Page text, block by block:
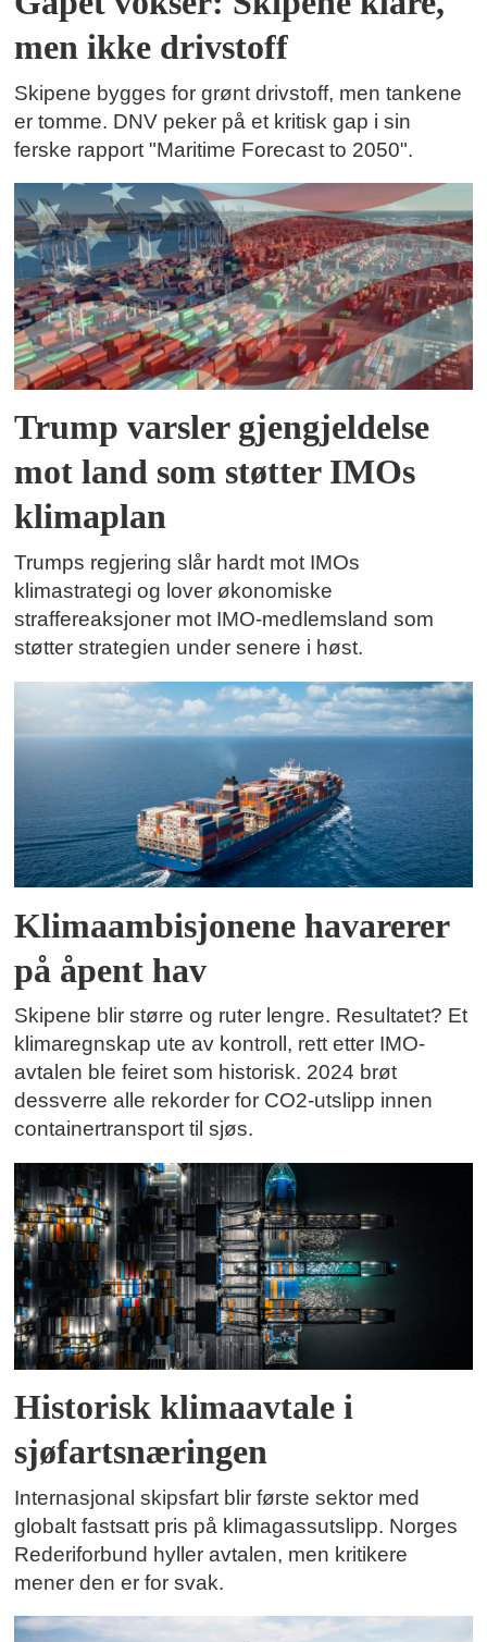
men ikke drivstoff
Skipene bygges for grønt drivstoff, men tankene
er tomme. DNV peker på et kritisk gap i sin
ferske rapport "Maritime Forecast to 2050".
Trump varsler gjengjeldelse
mot land som støtter IMOs
klimaplan
Trumps regjering slår hardt mot IMOs
klimastrategi og lover økonomiske
straffereaksjoner mot IMO-medlemsland som
støtter strategien under senere i høst.
Klimaambisjonene havarerer
på åpent hav
Skipene blir større og ruter lengre. Resultatet? Et
klimaregnskap ute av kontroll, rett etter IMO-
avtalen ble feiret som historisk. 2024 brøt
dessverre alle rekorder for CO2-utslipp innen
containertransport til sjøs.
Historisk klimaavtale i
sjøfartsnæringen
Internasjonal skipsfart blir første sektor med
globalt fastsatt pris på klimagassutslipp. Norges
Rederiforbund hyller avtalen, men kritikere
mener den er for svak.